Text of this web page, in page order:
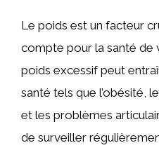
Le poids est un facteur
compte pour la santé de
poids excessif peut
santé tels que l’obésité,
et les problèmes
de surveiller